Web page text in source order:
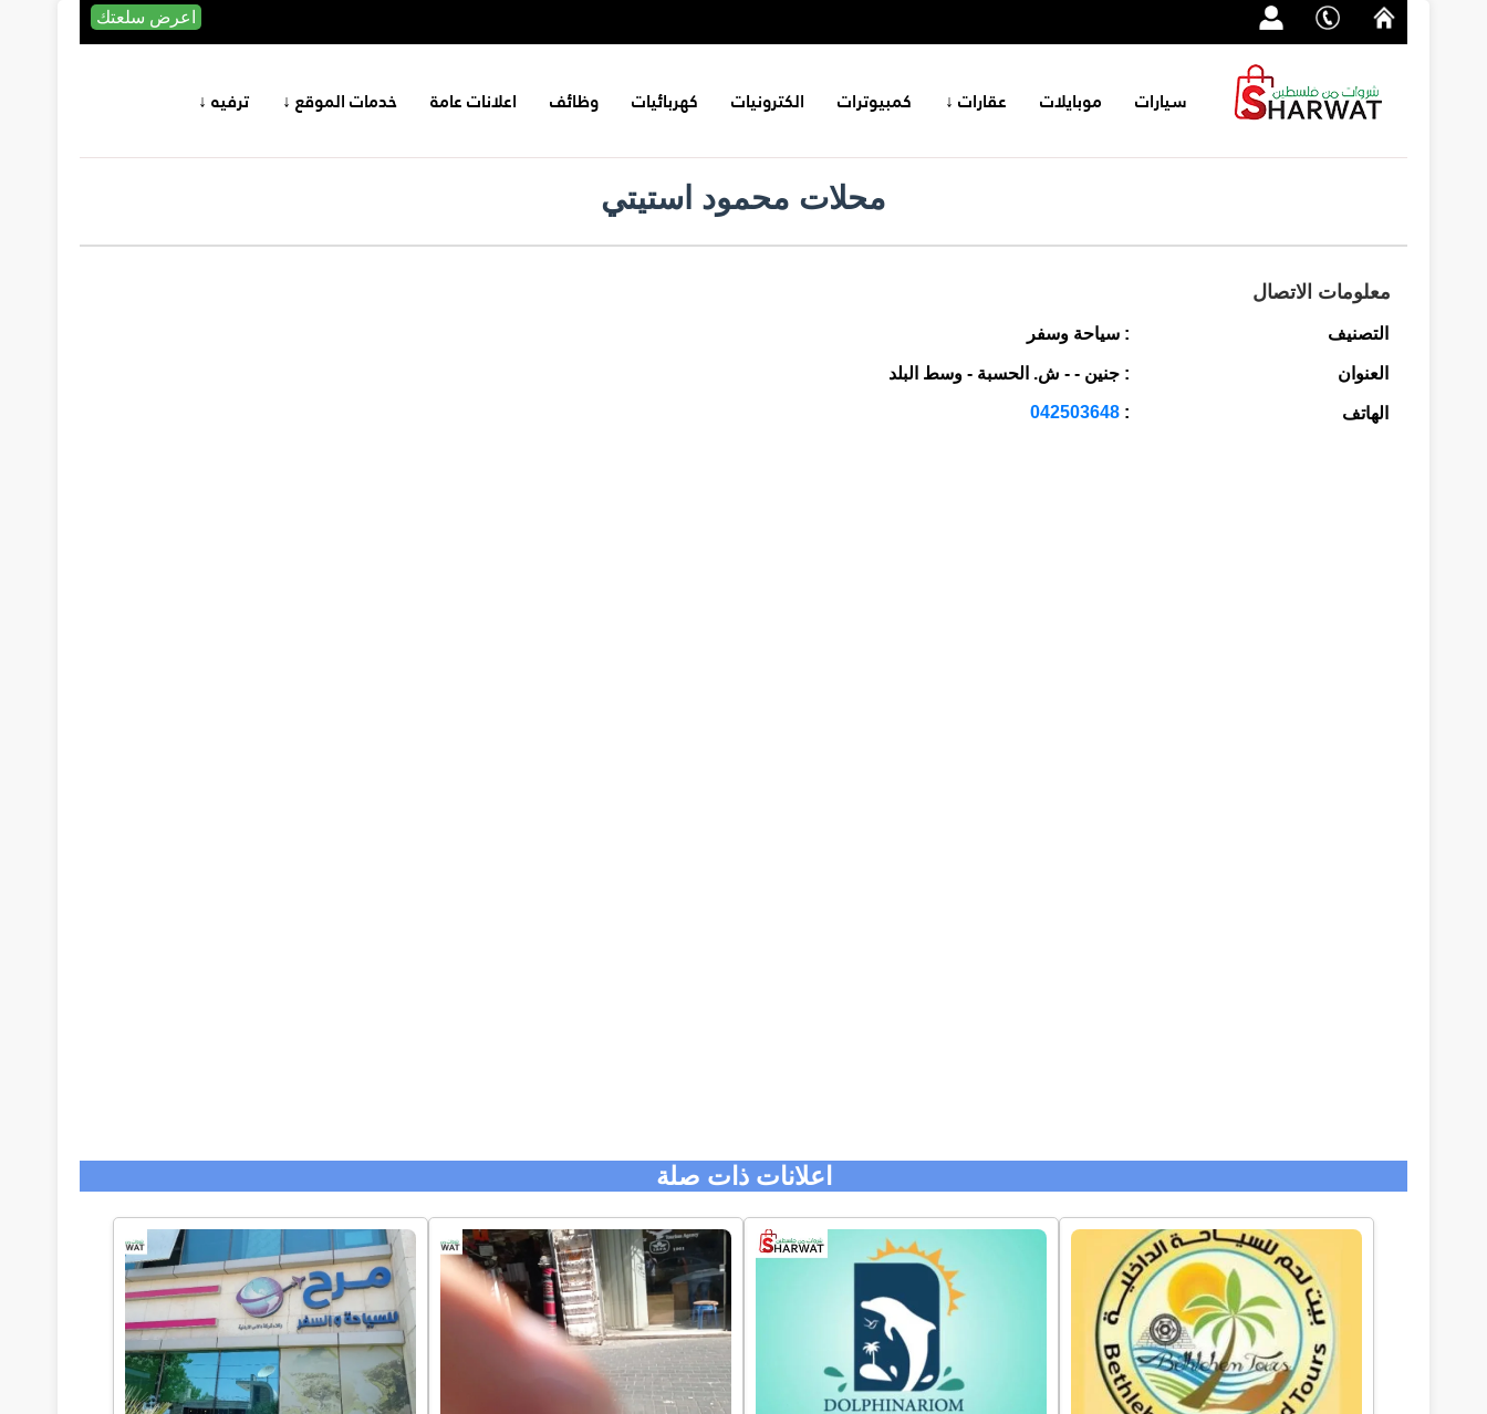
اعرض سلعتك
سيارات موبايلات عقارات ↓ كمبيوترات الكترونيات كهربائيات وظائف اعلانات عامة خدمات الموقع ↓ ترفيه ↓
محلات محمود استيتي
معلومات الاتصال
التصنيف : سياحة وسفر
العنوان : جنين - - ش. الحسبة - وسط البلد
الهاتف :
042503648
اعلانات ذات صلة